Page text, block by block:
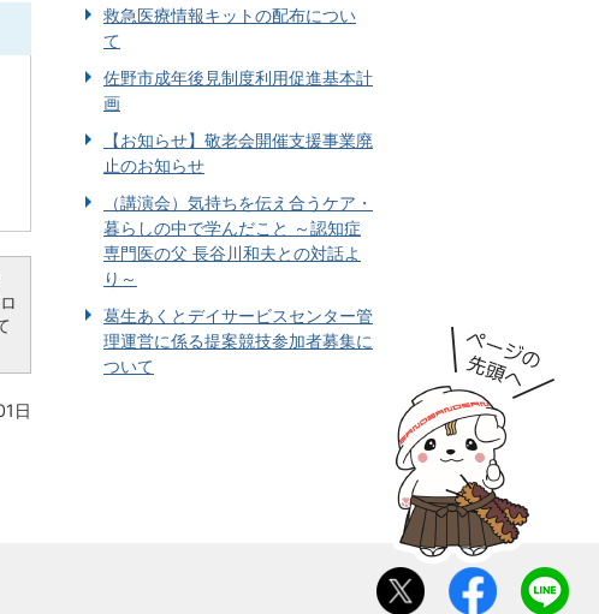
日
救急医療情報キットの配布につい
て
佐野市成年後見制度利用促進基本計
画
【お知らせ】敬老会開催支援事業廃
止のお知らせ
（講演会）気持ちを伝え合うケア・
暮らしの中で学んだこと ～認知症
専門医の父 長谷川和夫との対話よ
り～
葛生あくとデイサービスセンター管
理運営に係る提案競技参加者募集に
ついて